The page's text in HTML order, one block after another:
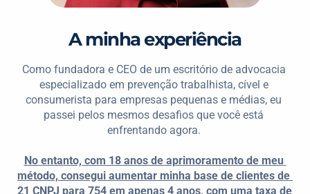
A minha experiência
Como fundadora e CEO de um escritório de advocacia
especializado em prevenção trabalhista, cível e
consumerista para empresas pequenas e médias, eu
passei pelos mesmos desafios que você está
enfrentando agora.
No entanto, com 18 anos de aprimoramento de meu
método, consegui aumentar minha base de clientes de
21 CNPJ para 754 em apenas 4 anos, com uma taxa de